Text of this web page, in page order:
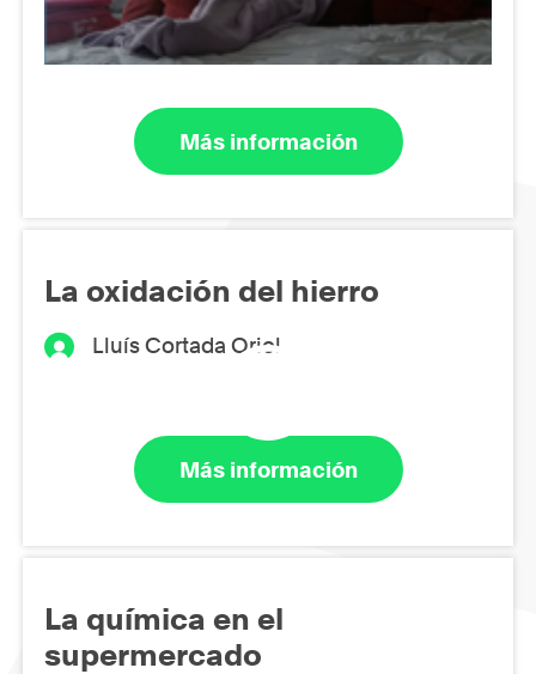
Más información
La oxidación del hierro
Lluís Cortada Oriol
Más información
La química en el
supermercado